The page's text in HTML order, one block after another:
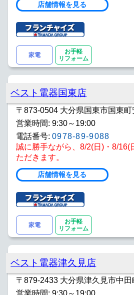
店舗情報を見る
家電
お手軽
リフォーム
ベスト電器国東店
〒873-0504 大分県国東市国東
営業時間: 9:30～19:00
電話番号: 0978-89-9088
誠に勝手ながら、8/2(日)・8/16(
ただきます。
店舗情報を見る
家電
お手軽
リフォーム
ベスト電器津久見店
〒879-2433 大分県津久見市中田